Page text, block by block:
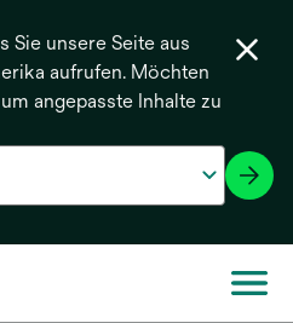
Sie unsere Seite aus
aufrufen. Möchten
angepasste Inhalte zu